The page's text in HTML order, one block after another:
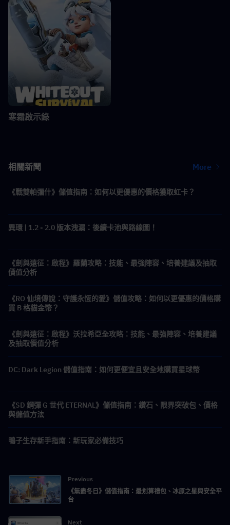
寒霜啟示錄
相關新聞 More
《戰雙帕彌什》儲值指南：如何以更優惠的價格獲取虹卡？
異環 | 1.2 - 2.0 版本洩漏：後續卡池與路線圖！
《劍與遠征：啟程》羅蘭攻略：技能、最強陣容、培養建議及抽取
價值分析
《RO 仙境傳說：守護永恆的愛》儲值攻略：如何以更優惠的價格購
買 B 格貓金幣？
《劍與遠征：啟程》沃拉希亞全攻略：技能、最強陣容、培養建議
及抽取價值分析
DC: Dark Legion 儲值指南：如何更便宜且安全地購買星球幣
《SD 鋼彈 G 世代 ETERNAL》儲值指南：鑽石、限界突破包、價格
與儲值方法
鴨子生存新手指南：新玩家必備技巧
Previous
《無盡冬日》儲值指南：最划算禮包、冰原之星與安全平
台
Next